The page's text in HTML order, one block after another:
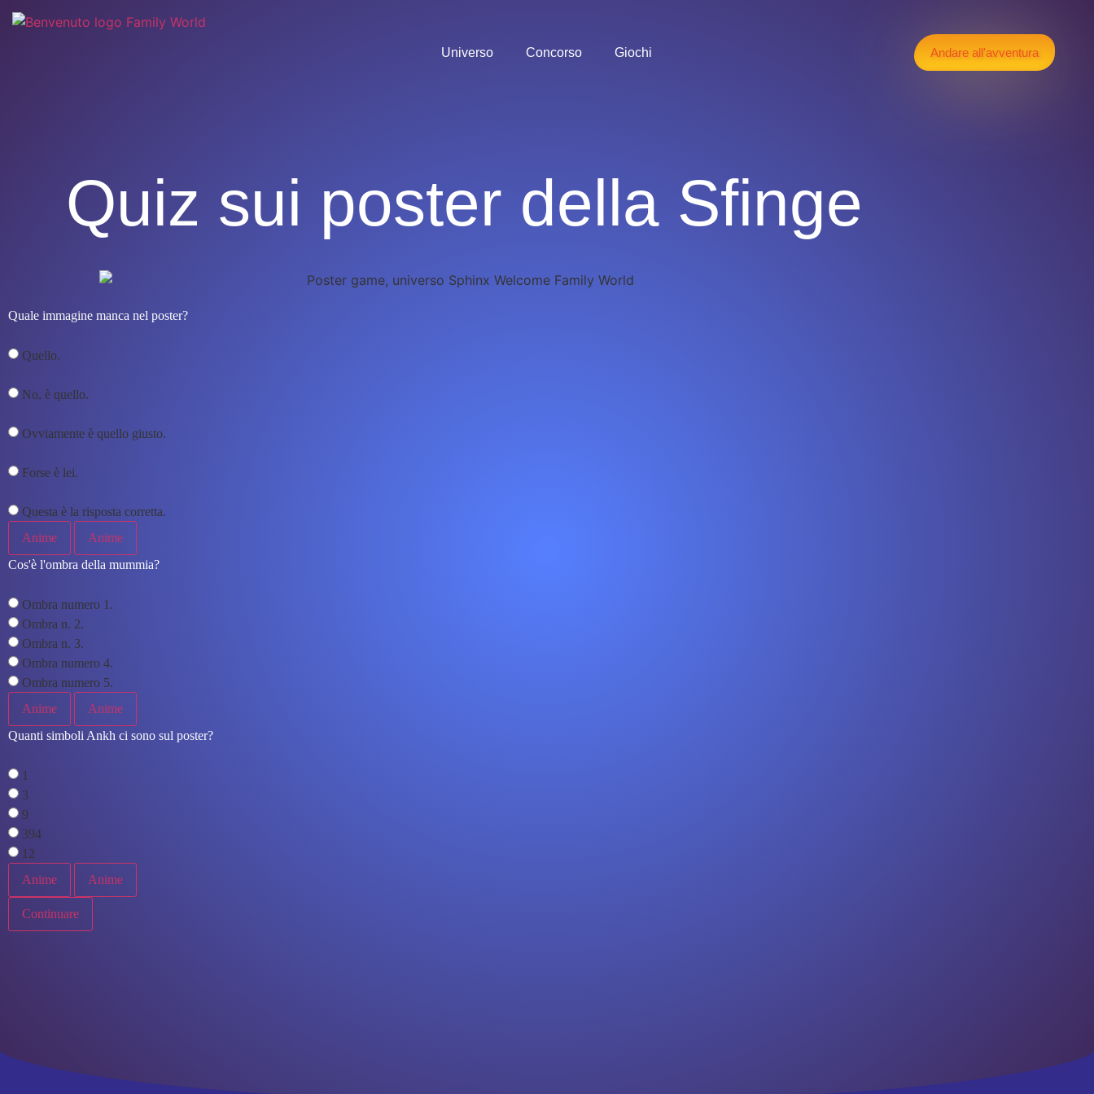
Universo Concorso Giochi Andare all'avventura
Quiz sui poster della Sfinge
Quale immagine manca nel poster?
Quello.
No, è quello.
Ovviamente è quello giusto.
Forse è lei.
Questa è la risposta corretta.
Anime
Anime
Cos'è l'ombra della mummia?
Ombra numero 1.
Ombra n. 2.
Ombra n. 3.
Ombra numero 4.
Ombra numero 5.
Anime
Anime
Quanti simboli Ankh ci sono sul poster?
1
3
9
394
12
Anime
Anime
Continuare